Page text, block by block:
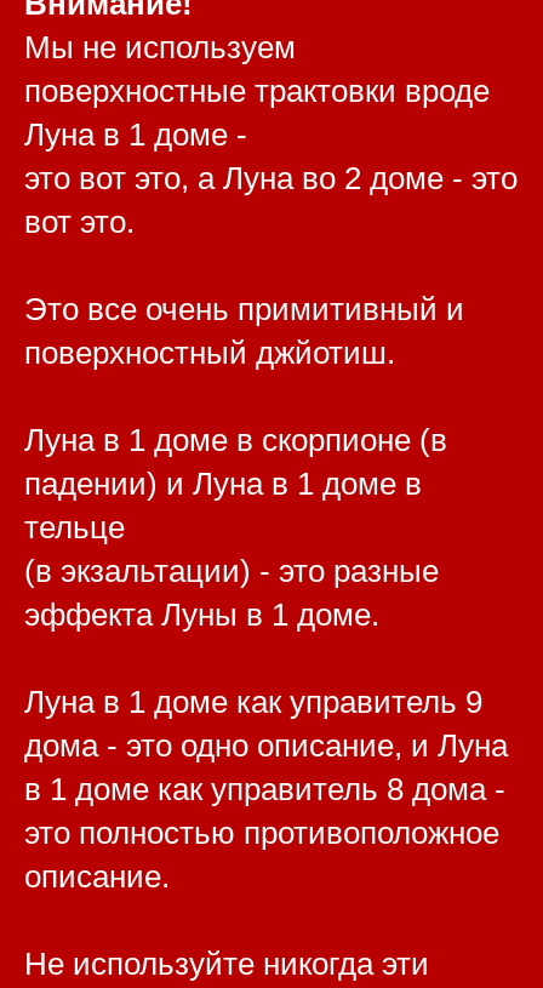
Мы не используем
поверхностные трактовки вроде
Луна в 1 доме -
это вот это, а Луна во 2 доме - это
вот это.
Это все очень примитивный и
поверхностный джйотиш.
Луна в 1 доме в скорпионе (в
падении) и Луна в 1 доме в
тельце
(в экзальтации) - это разные
эффекта Луны в 1 доме.
Луна в 1 доме как управитель 9
дома - это одно описание, и Луна
в 1 доме как управитель 8 дома -
это полностью противоположное
описание.
Не используйте никогда эти